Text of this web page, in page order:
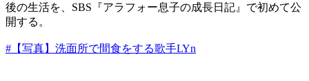
後の生活を、SBS『アラフォー息子の成長日記』で初めて公
開する。
#【写真】洗面所で間食をする歌手LYn